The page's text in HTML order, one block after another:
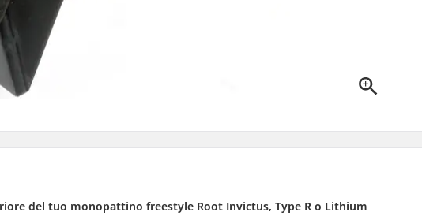
del tuo monopattino freestyle Root Invictus, Type R o Lithium